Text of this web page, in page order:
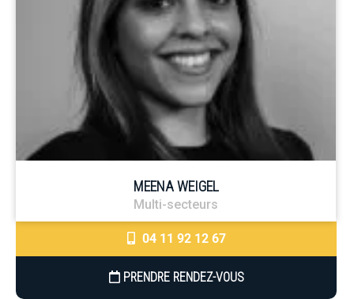
MEENA WEIGEL
Multi-secteurs
04 11 92 12 67
PRENDRE RENDEZ-VOUS